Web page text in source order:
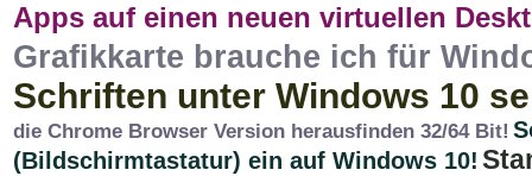
Apps auf einen neuen virtuellen
Grafikkarte brauche ich für
Schriften unter Windows 10
die Chrome Browser Version herausfinden 32/64 Bit!
(Bildschirmtastatur) ein auf Windows 10!